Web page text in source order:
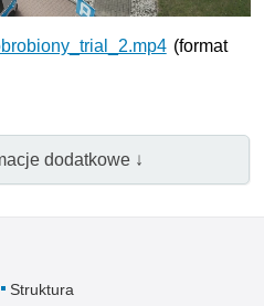
(format
dodatkowe ↓
Struktura